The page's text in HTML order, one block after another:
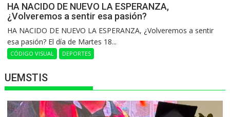
HA NACIDO DE NUEVO LA ESPERANZA,
¿Volveremos a sentir esa pasión?
HA NACIDO DE NUEVO LA ESPERANZA, ¿Volveremos a sentir
esa pasión? El día de Martes 18...
CÓDIGO VISUAL DEPORTES
UEMSTIS